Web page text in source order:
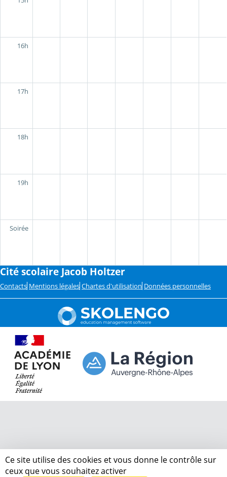
16h
17h
18h
19h
Soirée
Cité scolaire Jacob Holtzer
Contacts Mentions légales Chartes d'utilisation Données personnelles
Ce site utilise des cookies et vous donne le contrôle sur
ceux que vous souhaitez activer